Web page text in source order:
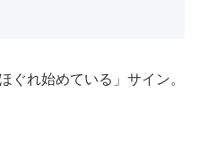
ぐれ始めている」サイン。